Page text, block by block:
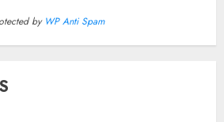
by WP Anti Spam